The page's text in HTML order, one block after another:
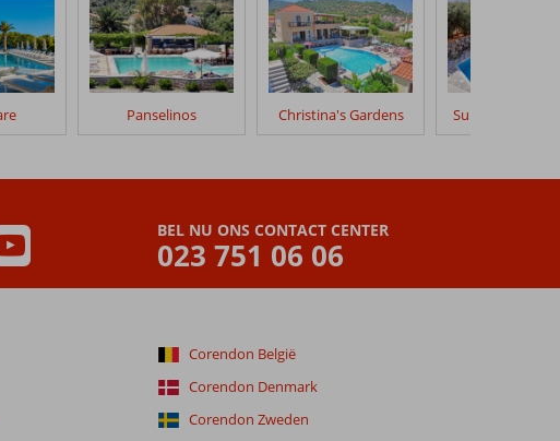
Panselinos Christina's Gardens Sunset Hotel
BEL NU ONS CONTACT CENTER
023 751 06 06
Corendon België
Corendon Denmark
Corendon Zweden